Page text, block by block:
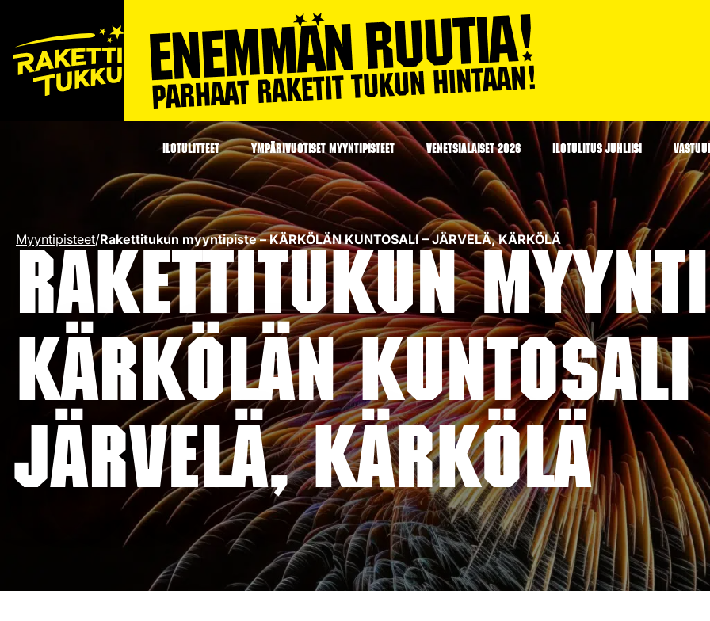
ILOTULITTEET YMPÄRIVUOTISET MYYNTIPISTEET VENETSIALAISET 2026 ILOTULITUS JUHLIISI
Myyntipisteet/Rakettitukun myyntipiste – KÄRKÖLÄN KUNTOSALI – JÄRVELÄ, KÄRKÖLÄ
Rakettitukun
KÄRKÖLÄN
JÄRVELÄ, KÄRKÖLÄ